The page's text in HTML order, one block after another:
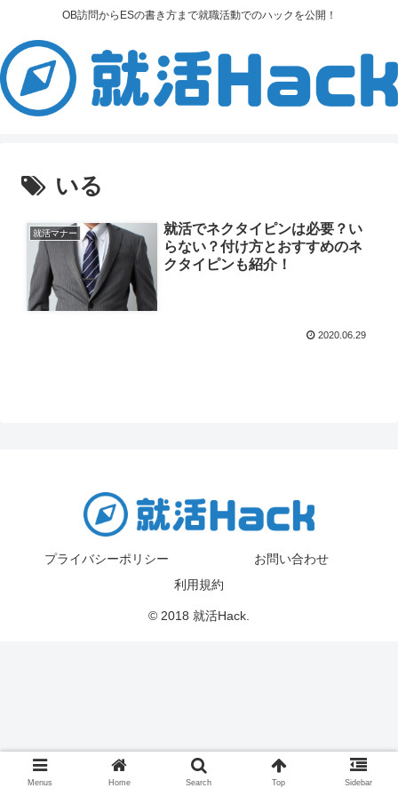
OB訪問からESの書き方まで就職活動でのハックを公開！
いる
就活マナー
就活でネクタイピンは必要？い
らない？付け方とおすすめのネ
クタイピンも紹介！
2020.06.29
プライバシーポリシー
お問い合わせ
利用規約
© 2018 就活Hack.
Menus Home Search Top Sidebar